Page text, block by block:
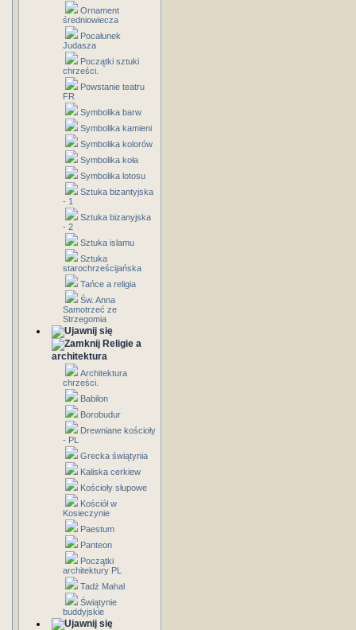
Ornament
średniowiecza
Pocałunek
Judasza
Początki sztuki
chrześci.
Powstanie teatru
FR
Symbolika barw
Symbolika kamieni
Symbolika kolorów
Symbolika koła
Symbolika lotosu
Sztuka bizantyjska
- 1
Sztuka bizanyjska
- 2
Sztuka islamu
Sztuka
starochrześcijańska
Tańce a religia
Św. Anna
Samotrzeć ze
Strzegomia
Religie a
architektura
Architektura
chrześci.
Babilon
Borobudur
Drewniane kościoły
- PL
Grecka świątynia
Kaliska cerkiew
Kościoły słupowe
Kościół w
Kosieczynie
Paestum
Panteon
Początki
architektury PL
Tadż Mahal
Świątynie
buddyjskie